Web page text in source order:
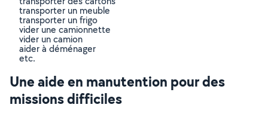
transporter un meuble
transporter un frigo
vider une camionnette
vider un camion
aider à déménager
etc.
Une aide en manutention pour des
missions difficiles